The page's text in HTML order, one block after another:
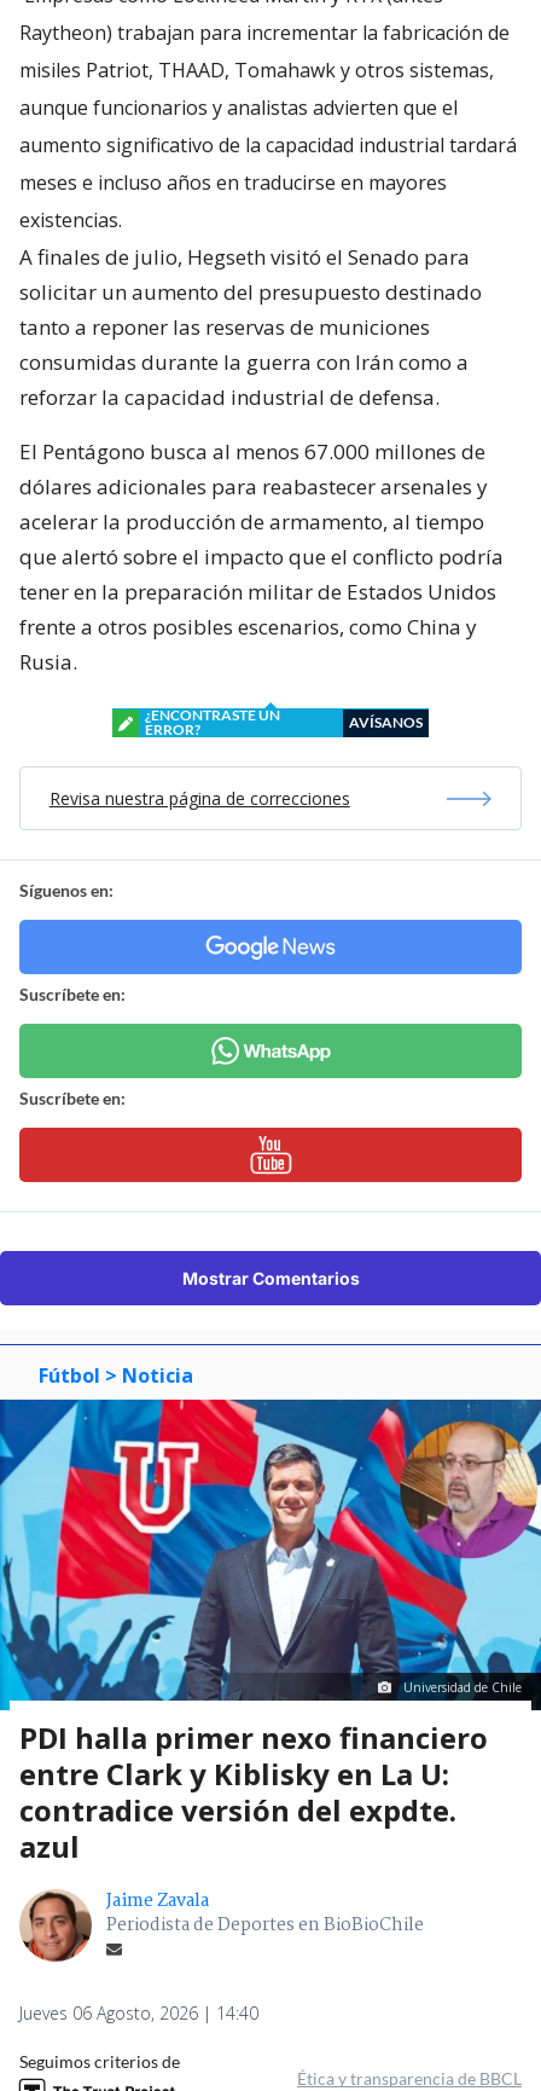
Raytheon) trabajan para incrementar la fabricación de
misiles Patriot, THAAD, Tomahawk y otros sistemas,
aunque funcionarios y analistas advierten que el
aumento significativo de la capacidad industrial tardará
meses e incluso años en traducirse en mayores
existencias.
A finales de julio, Hegseth visitó el Senado para
solicitar un aumento del presupuesto destinado
tanto a reponer las reservas de municiones
consumidas durante la guerra con Irán como a
reforzar la capacidad industrial de defensa.
El Pentágono busca al menos 67.000 millones de
dólares adicionales para reabastecer arsenales y
acelerar la producción de armamento, al tiempo
que alertó sobre el impacto que el conflicto podría
tener en la preparación militar de Estados Unidos
frente a otros posibles escenarios, como China y
Rusia.
¿ENCONTRASTE UN
ERROR?
AVÍSANOS
Revisa nuestra página de correcciones
Síguenos en:
Suscríbete en:
Suscríbete en:
Mostrar Comentarios
Fútbol > Noticia
Universidad de Chile
PDI halla primer nexo financiero
entre Clark y Kiblisky en La U:
contradice versión del expdte.
azul
Jaime Zavala
Periodista de Deportes en BioBioChile
Jueves 06 Agosto, 2026 | 14:40
Seguimos criterios de
Ética y transparencia de BBCL